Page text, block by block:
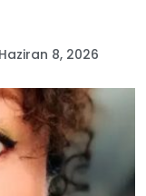
Haziran 8, 2026